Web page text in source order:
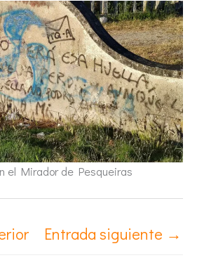
el Mirador de Pesqueiras
Entrada siguiente →